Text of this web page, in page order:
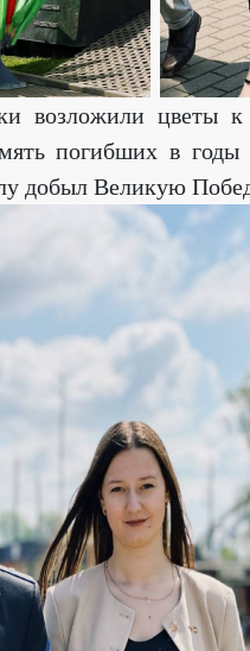
возложили цветы
погибших в
добыл Великую